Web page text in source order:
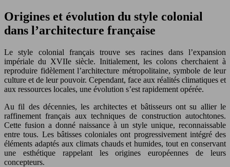
Origines et évolution du style colonial
dans l’architecture française
Le style colonial français trouve ses racines dans l’expansion
impériale du XVIIe siècle. Initialement, les colons cherchaient à
reproduire fidèlement l’architecture métropolitaine, symbole de leur
culture et de leur pouvoir. Cependant, face aux réalités climatiques et
aux ressources locales, une évolution s’est rapidement opérée.
Au fil des décennies, les architectes et bâtisseurs ont su allier le
raffinement français aux techniques de construction autochtones.
Cette fusion a donné naissance à un style unique, reconnaissable
entre tous. Les bâtisses coloniales ont progressivement intégré des
éléments adaptés aux climats chauds et humides, tout en conservant
une esthétique rappelant les origines européennes de leurs
concepteurs.